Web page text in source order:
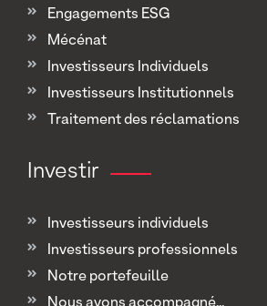
Engagements ESG
Mécénat
Investisseurs Individuels
Investisseurs Institutionnels
Traitement des réclamations
Investir
Investisseurs individuels
Investisseurs professionnels
Notre portefeuille